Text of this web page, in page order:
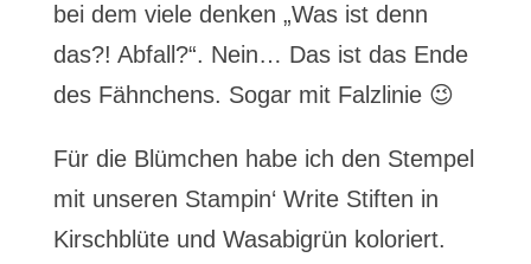
bei dem viele denken „Was ist denn
das?! Abfall?“. Nein… Das ist das Ende
des Fähnchens. Sogar mit Falzlinie 😉
Für die Blümchen habe ich den Stempel
mit unseren Stampin‘ Write Stiften in
Kirschblüte und Wasabigrün koloriert.